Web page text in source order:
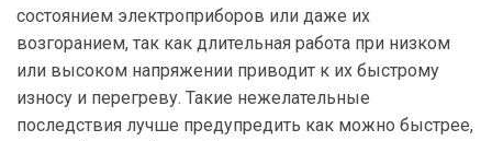
состоянием электроприборов или даже их
возгоранием, так как длительная работа при низком
или высоком напряжении приводит к их быстрому
износу и перегреву. Такие нежелательные
последствия лучше предупредить как можно быстрее,